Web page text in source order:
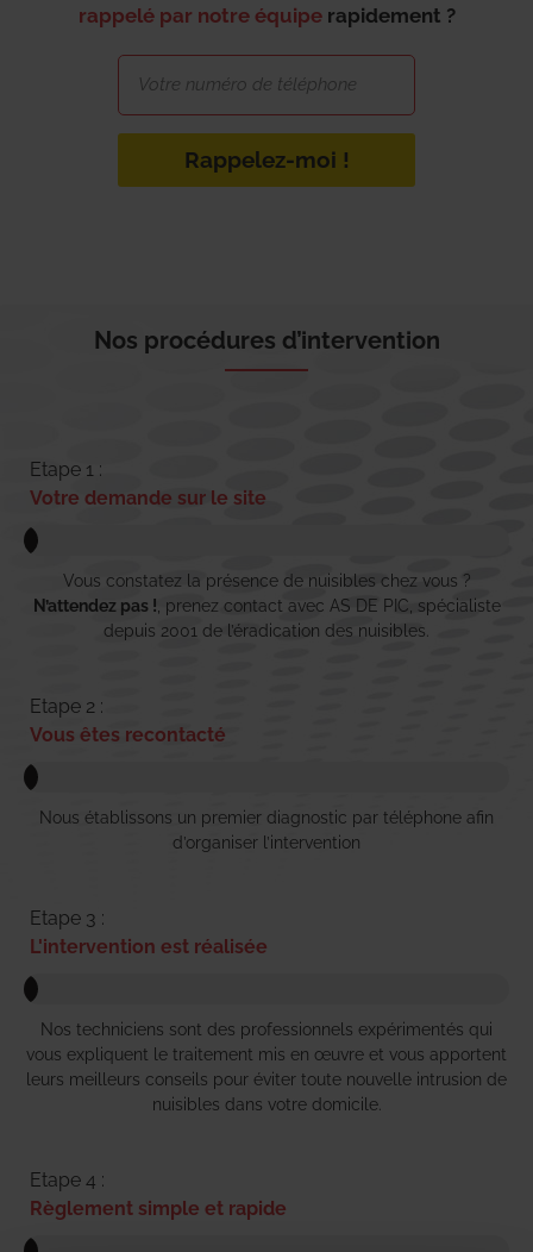
rappelé par notre équipe rapidement ?
Rappelez-moi !
Nos procédures d’intervention
Etape 1 :
Votre demande sur le site
Vous constatez la présence de nuisibles chez vous ?
N’attendez pas ! , prenez contact avec AS DE PIC, spécialiste
depuis 2001 de l’éradication des nuisibles.
Etape 2 :
Vous êtes recontacté
Nous établissons un premier diagnostic par téléphone afin
d’organiser l’intervention
Etape 3 :
L'intervention est réalisée
Nos techniciens sont des professionnels expérimentés qui
vous expliquent le traitement mis en œuvre et vous apportent
leurs meilleurs conseils pour éviter toute nouvelle intrusion de
nuisibles dans votre domicile.
Etape 4 :
Règlement simple et rapide